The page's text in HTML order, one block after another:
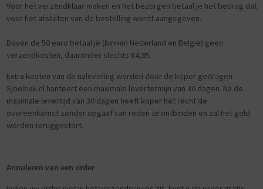
Voor het verzendklaar maken en het bezorgen betaal je het bedrag dat
voor het afsluiten van de bestelling wordt aangegeven.
Boven de 50 euro betaal je (binnen Nederland en België) geen
verzendkosten, daaronder slechts €4,95.
Extra kosten van de nalevering worden door de koper gedragen.
Sjoelbak.nl hanteert een maximale levertermijn van 30 dagen. Na de
maximale levertijd van 30 dagen heeft koper het recht de
overeenkomst zonder opgaaf van reden te ontbinden en zal het geld
worden teruggestort.
Annuleren van een order